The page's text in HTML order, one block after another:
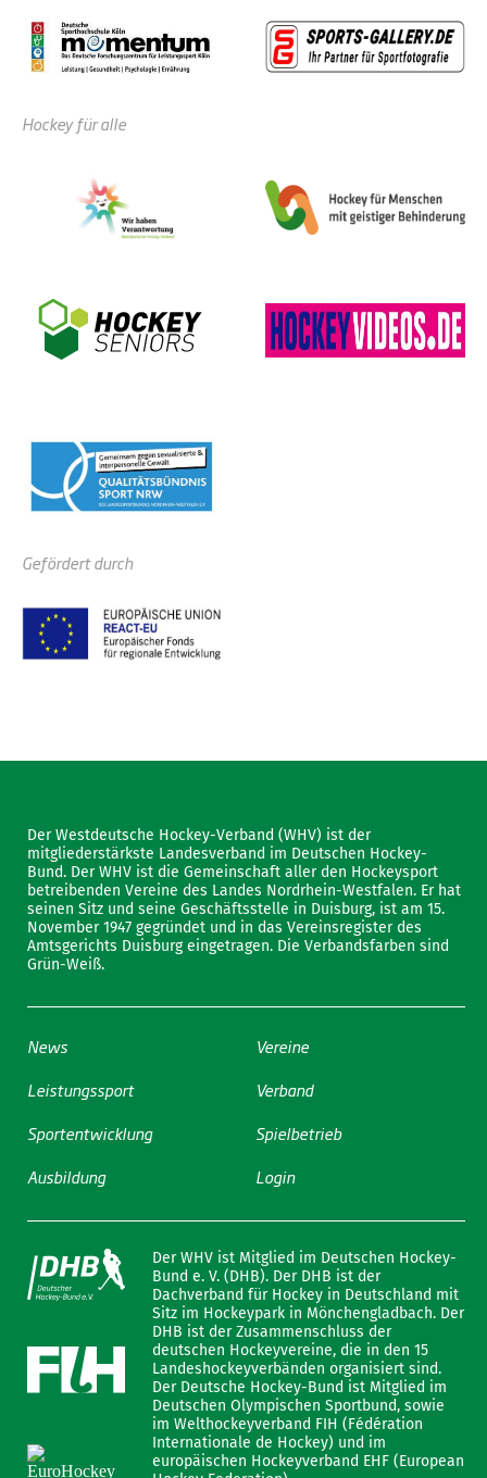
Hockey für alle
Gefördert durch
Der Westdeutsche Hockey-Verband (WHV) ist der
mitgliederstärkste Landesverband im Deutschen Hockey-
Bund. Der WHV ist die Gemeinschaft aller den Hockeysport
betreibenden Vereine des Landes Nordrhein-Westfalen. Er hat
seinen Sitz und seine Geschäftsstelle in Duisburg, ist am 15.
November 1947 gegründet und in das Vereinsregister des
Amtsgerichts Duisburg eingetragen. Die Verbandsfarben sind
Grün-Weiß.
News
Leistungssport
Sportentwicklung
Ausbildung
Vereine
Verband
Spielbetrieb
Login
Der WHV ist Mitglied im Deutschen Hockey-
Bund e. V. (DHB). Der DHB ist der
Dachverband für Hockey in Deutschland mit
Sitz im Hockeypark in Mönchengladbach. Der
DHB ist der Zusammenschluss der
deutschen Hockeyvereine, die in den 15
Landeshockeyverbänden organisiert sind.
Der Deutsche Hockey-Bund ist Mitglied im
Deutschen Olympischen Sportbund, sowie
im Welthockeyverband FIH (Fédération
Internationale de Hockey) und im
europäischen Hockeyverband EHF (European